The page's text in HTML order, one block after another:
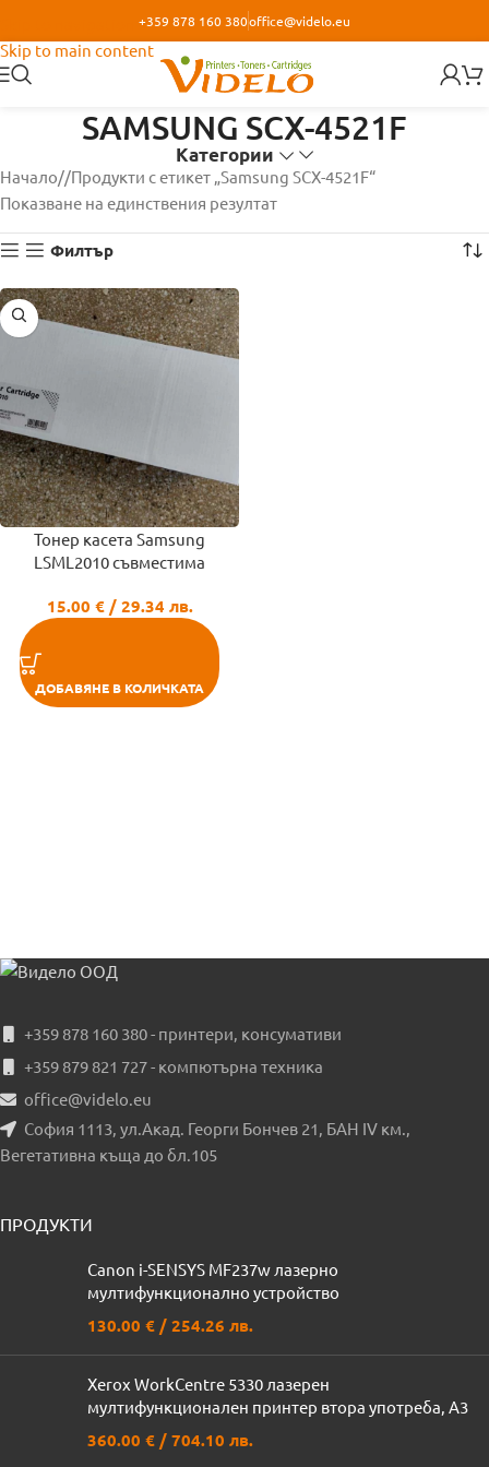
Skip to main content
+359 878 160 380office@videlo.eu
SAMSUNG SCX-4521F
Категории
Начало/ Продукти с етикет „Samsung SCX-4521F“
Показване на единствения резултат
Филтър
Тонер касета Samsung
LSML2010 съвместима
15.00 €/ 29.34 лв.
ДОБАВЯНЕ В КОЛИЧКАТА
+359 878 160 380 - принтери, консумативи
+359 879 821 727 - компютърна техника
office@videlo.eu
София 1113, ул.Акад. Георги Бончев 21, БАН IV км.,
Вегетативна къща до бл.105
ПРОДУКТИ
Canon i-SENSYS MF237w лазерно
мултифункционално устройство
130.00 € / 254.26 лв.
Xerox WorkCentre 5330 лазерен
мултифункционален принтер втора употреба, A3
360.00 € / 704.10 лв.